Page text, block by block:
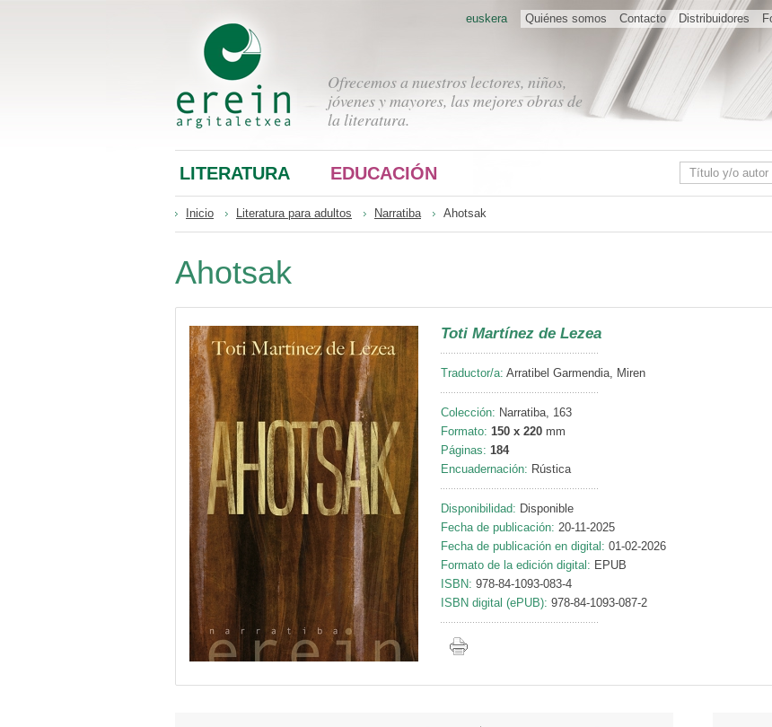
Ofrecemos a nuestros lectores, niños,
jóvenes y mayores, las mejores obras de
la literatura.
Quiénes somos Contacto Distribuidores
euskera
LITERATURA EDUCACIÓN
Inicio Literatura para adultos Narratiba Ahotsak
Ahotsak
Toti Martínez de Lezea
Traductor/a: Arratibel Garmendia, Miren
Colección: Narratiba, 163
Formato: 150 x 220 mm
Páginas: 184
Encuadernación: Rústica
Disponibilidad: Disponible
Fecha de publicación: 20-11-2025
Fecha de publicación en digital: 01-02-2026
Formato de la edición digital: EPUB
ISBN: 978-84-1093-083-4
ISBN digital (ePUB): 978-84-1093-087-2